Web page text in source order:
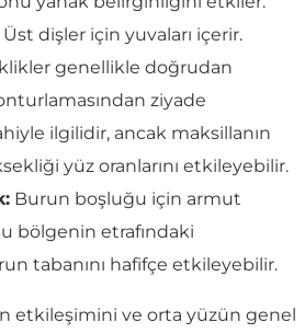
Üst dişler için yuvaları içerir.
genellikle doğrudan
ziyade
ilgilidir, ancak maksillanın
yüz oranlarını etkileyebilir.
Burun boşluğu için armut
bölgenin etrafındaki
tabanını hafifçe etkileyebilir.
etkileşimini ve orta yüzün genel